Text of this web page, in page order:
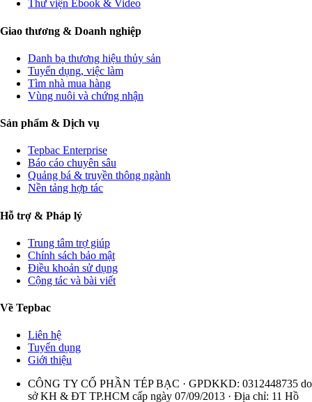
Thư viện Ebook & Video
Giao thương & Doanh nghiệp
Danh bạ thương hiệu thủy sản
Tuyển dụng, việc làm
Tìm nhà mua hàng
Vùng nuôi và chứng nhận
Sản phẩm & Dịch vụ
Tepbac Enterprise
Báo cáo chuyên sâu
Quảng bá & truyền thông ngành
Nền tảng hợp tác
Hỗ trợ & Pháp lý
Trung tâm trợ giúp
Chính sách bảo mật
Điều khoản sử dụng
Cộng tác và bài viết
Về Tepbac
Liên hệ
Tuyển dụng
Giới thiệu
CÔNG TY CỔ PHẦN TÉP BẠC · GPDKKD: 0312448735 do
sở KH & ĐT TP.HCM cấp ngày 07/09/2013 · Địa chỉ: 11 Hồ